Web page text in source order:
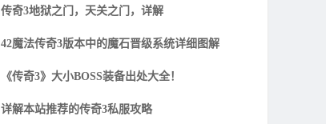
传奇3地狱之门，天关之门，详解
42魔法传奇3版本中的魔石晋级系统详细图解
《传奇3》大小BOSS装备出处大全！
详解本站推荐的传奇3私服攻略